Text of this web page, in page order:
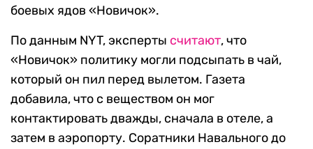
боевых ядов «Новичок».
По данным NYT, эксперты считают, что
«Новичок» политику могли подсыпать в чай,
который он пил перед вылетом. Газета
добавила, что с веществом он мог
контактировать дважды, сначала в отеле, а
затем в аэропорту. Соратники Навального до